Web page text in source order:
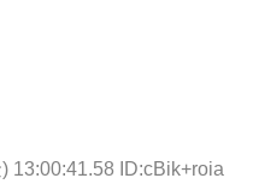
13:00:41.58 ID:cBik+roia